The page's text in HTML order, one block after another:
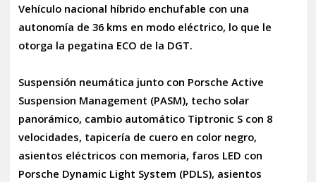
Vehículo nacional híbrido enchufable con una
autonomía de 36 kms en modo eléctrico, lo que le
otorga la pegatina ECO de la DGT.
Suspensión neumática junto con Porsche Active
Suspension Management (PASM), techo solar
panorámico, cambio automático Tiptronic S con 8
velocidades, tapicería de cuero en color negro,
asientos eléctricos con memoria, faros LED con
Porsche Dynamic Light System (PDLS), asientos